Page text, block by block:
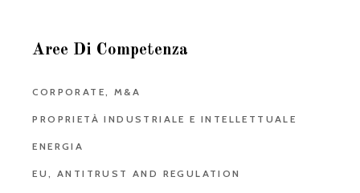
Aree Di Competenza
CORPORATE, M&A
PROPRIETÀ INDUSTRIALE E INTELLETTUALE
ENERGIA
EU, ANTITRUST AND REGULATION